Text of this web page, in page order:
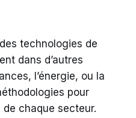
technologies de
dans d’autres
l’énergie, ou la
pour
chaque secteur.